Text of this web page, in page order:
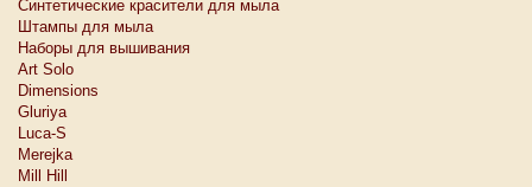
Синтетические красители для мыла
Штампы для мыла
Наборы для вышивания
Art Solo
Dimensions
Gluriya
Luca-S
Merejka
Mill Hill